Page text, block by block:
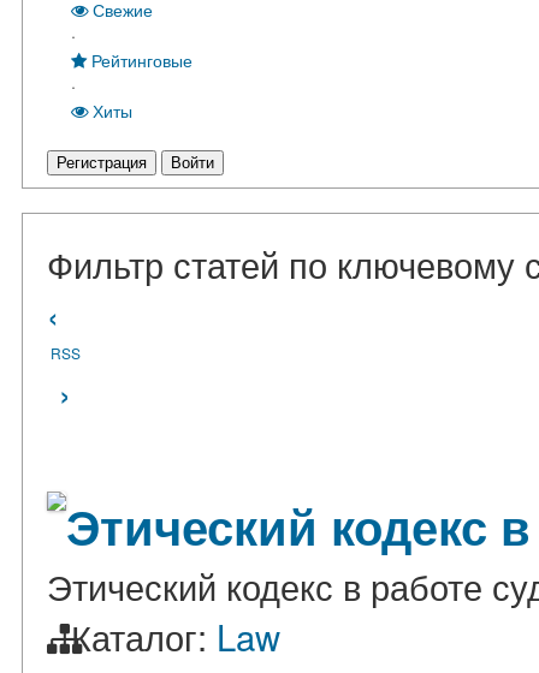
Свежие
·
Рейтинговые
·
Хиты
Регистрация Войти
Фильтр статей по ключевому
‹
RSS
›
Этический кодекс
Этический кодекс в работе
Каталог: Law